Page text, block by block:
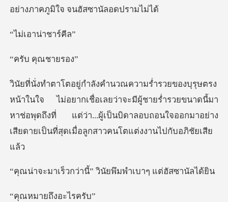
าน่าชา
คุณช
่อเลยว่าจะมีผู้ชายร่ำรวยขนาดนี้มา
หาช่อพุดถึงที่ แต่ว่า...ผู้เป็นบิดาลอบถ
านี้” วินัยพึมพำเบ
ายถึงอ